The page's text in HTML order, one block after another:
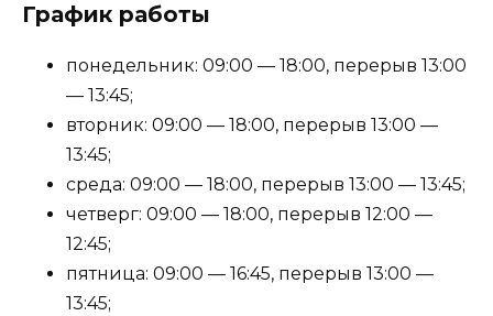
График работы
понедельник: 09:00 — 18:00, перерыв 13:00
— 13:45;
вторник: 09:00 — 18:00, перерыв 13:00 —
13:45;
среда: 09:00 — 18:00, перерыв 13:00 — 13:45;
четверг: 09:00 — 18:00, перерыв 12:00 —
12:45;
пятница: 09:00 — 16:45, перерыв 13:00 —
13:45;